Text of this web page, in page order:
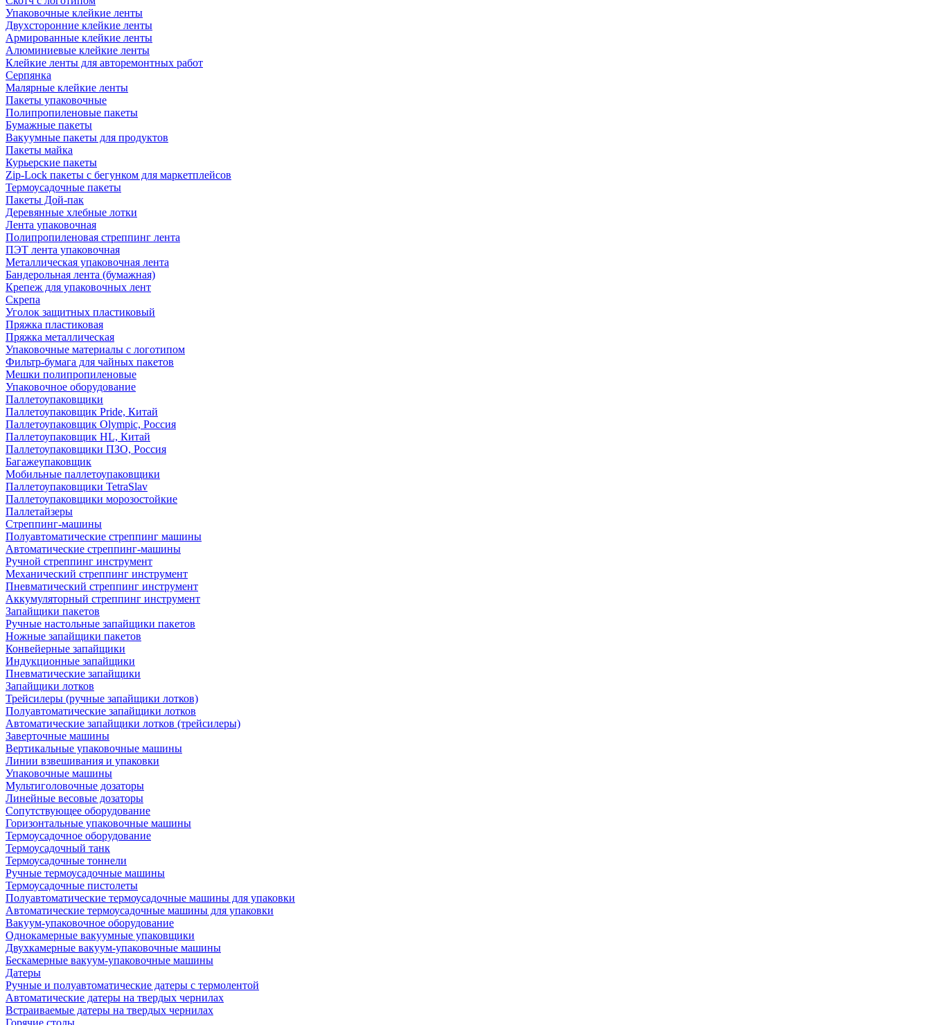
Упаковочные клейкие ленты
Двухсторонние клейкие ленты
Армированные клейкие ленты
Алюминиевые клейкие ленты
Клейкие ленты для авторемонтных работ
Серпянка
Малярные клейкие ленты
Пакеты упаковочные
Полипропиленовые пакеты
Бумажные пакеты
Вакуумные пакеты для продуктов
Пакеты майка
Курьерские пакеты
Zip-Lock пакеты с бегунком для маркетплейсов
Термоусадочные пакеты
Пакеты Дой-пак
Деревянные хлебные лотки
Лента упаковочная
Полипропиленовая стреппинг лента
ПЭТ лента упаковочная
Металлическая упаковочная лента
Бандерольная лента (бумажная)
Крепеж для упаковочных лент
Скрепа
Уголок защитных пластиковый
Пряжка пластиковая
Пряжка металлическая
Упаковочные материалы с логотипом
Фильтр-бумага для чайных пакетов
Мешки полипропиленовые
Упаковочное оборудование
Паллетоупаковщики
Паллетоупаковщик Pride, Китай
Паллетоупаковщик Olympic, Россия
Паллетоупаковщик HL, Китай
Паллетоупаковщики ПЗО, Россия
Багажеупаковщик
Мобильные паллетоупаковщики
Паллетоупаковщики TetraSlav
Паллетоупаковщики морозостойкие
Паллетайзеры
Стреппинг-машины
Полуавтоматические стреппинг машины
Автоматические стреппинг-машины
Ручной стреппинг инструмент
Механический стреппинг инструмент
Пневматический стреппинг инструмент
Аккумуляторный стреппинг инструмент
Запайщики пакетов
Ручные настольные запайщики пакетов
Ножные запайщики пакетов
Конвейерные запайщики
Индукционные запайщики
Пневматические запайщики
Запайщики лотков
Трейсилеры (ручные запайщики лотков)
Полуавтоматические запайщики лотков
Автоматические запайщики лотков (трейсилеры)
Заверточные машины
Вертикальные упаковочные машины
Линии взвешивания и упаковки
Упаковочные машины
Мультиголовочные дозаторы
Линейные весовые дозаторы
Сопутствующее оборудование
Горизонтальные упаковочные машины
Термоусадочное оборудование
Термоусадочный танк
Термоусадочные тоннели
Ручные термоусадочные машины
Термоусадочные пистолеты
Полуавтоматические термоусадочные машины для упаковки
Автоматические термоусадочные машины для упаковки
Вакуум-упаковочное оборудование
Однокамерные вакуумные упаковщики
Двухкамерные вакуум-упаковочные машины
Бескамерные вакуум-упаковочные машины
Датеры
Ручные и полуавтоматические датеры с термолентой
Автоматические датеры на твердых чернилах
Встраиваемые датеры на твердых чернилах
Горячие столы